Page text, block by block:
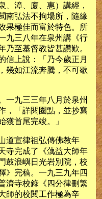
、漳、廈、惠）講經，
南弘法不拘場所，隨緣
果極佳而富於特色。所
九三八年在泉州講《行
乃至基督教皆甚讚歎。
信上說：「乃今歲正月
幾如江流奔騰，不可歇
一九三三年八月於泉州
，「詳閱圈點，並抄寫
獲首尾完竣。」
道宣律祖弘傳佛教年
寺完成了《蕅益大師年
鼓浪嶼日光岩別院，校
》完稿。一九三九年四
濟寺校錄《四分律刪繁
師的校閱工作極為辛